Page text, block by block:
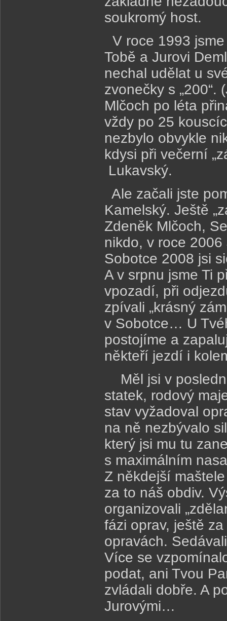
soukromý host.
V roce 1993
Tobě a Jurovi
nechal udělat u
zvonečky s
Mlčoch po léta
vždy po 25
nezbylo obvykle
kdysi při večerní
Lukavský.
Ale začali jste
Kamelský. Ještě
Zdeněk Mlčoch,
nikdo, v roce
Sobotce 2008 jsi
A v srpnu jsme Ti
vpozadí, při
zpívali „krásný
v Sobotce… U
postojíme a
někteří jezdí i
Měl jsi v
statek, rodový
stav vyžadoval
na ně nezbývalo
který jsi mu tu
s maximálním
Z někdejší
za to náš obdiv.
organizovali
fázi oprav, ještě
opravách.
Více se
podat, ani Tvou
zvládali dobře. A
Jurovými…